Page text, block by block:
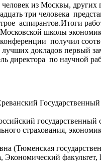
из Москвы, других
три человека
аспирантов.Итоги
Московской школы
получил
докладов первый
по научной
Государственный
государственный
страхования,
(Тюменская
Экономический